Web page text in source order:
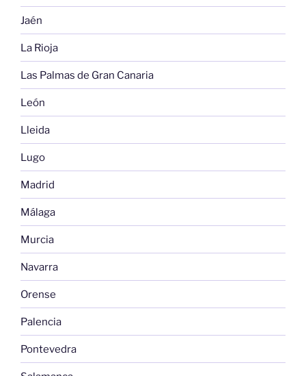
Jaén
La Rioja
Las Palmas de Gran Canaria
León
Lleida
Lugo
Madrid
Málaga
Murcia
Navarra
Orense
Palencia
Pontevedra